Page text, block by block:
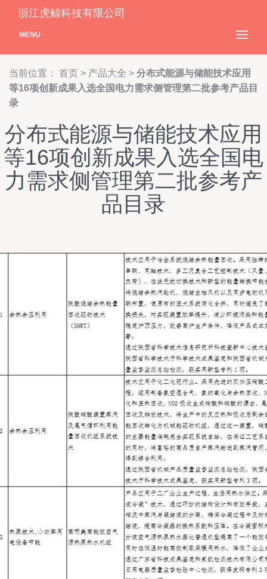
浙江虎鲸科技有限公司
MENU
当前位置： 首页 > 产品大全 > 分布式能源与储能技术应用
等16项创新成果入选全国电力需求侧管理第二批参考产品目
录
分布式能源与储能技术应用
等16项创新成果入选全国电
力需求侧管理第二批参考产
品目录